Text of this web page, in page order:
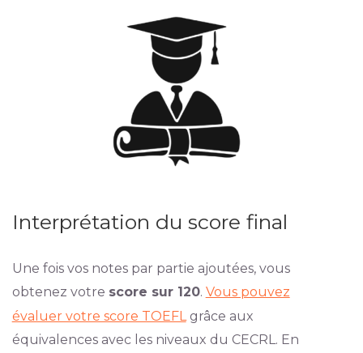
Interprétation du score final
Une fois vos notes par partie ajoutées, vous
obtenez votre score sur 120. Vous pouvez
évaluer votre score TOEFL grâce aux
équivalences avec les niveaux du CECRL. En